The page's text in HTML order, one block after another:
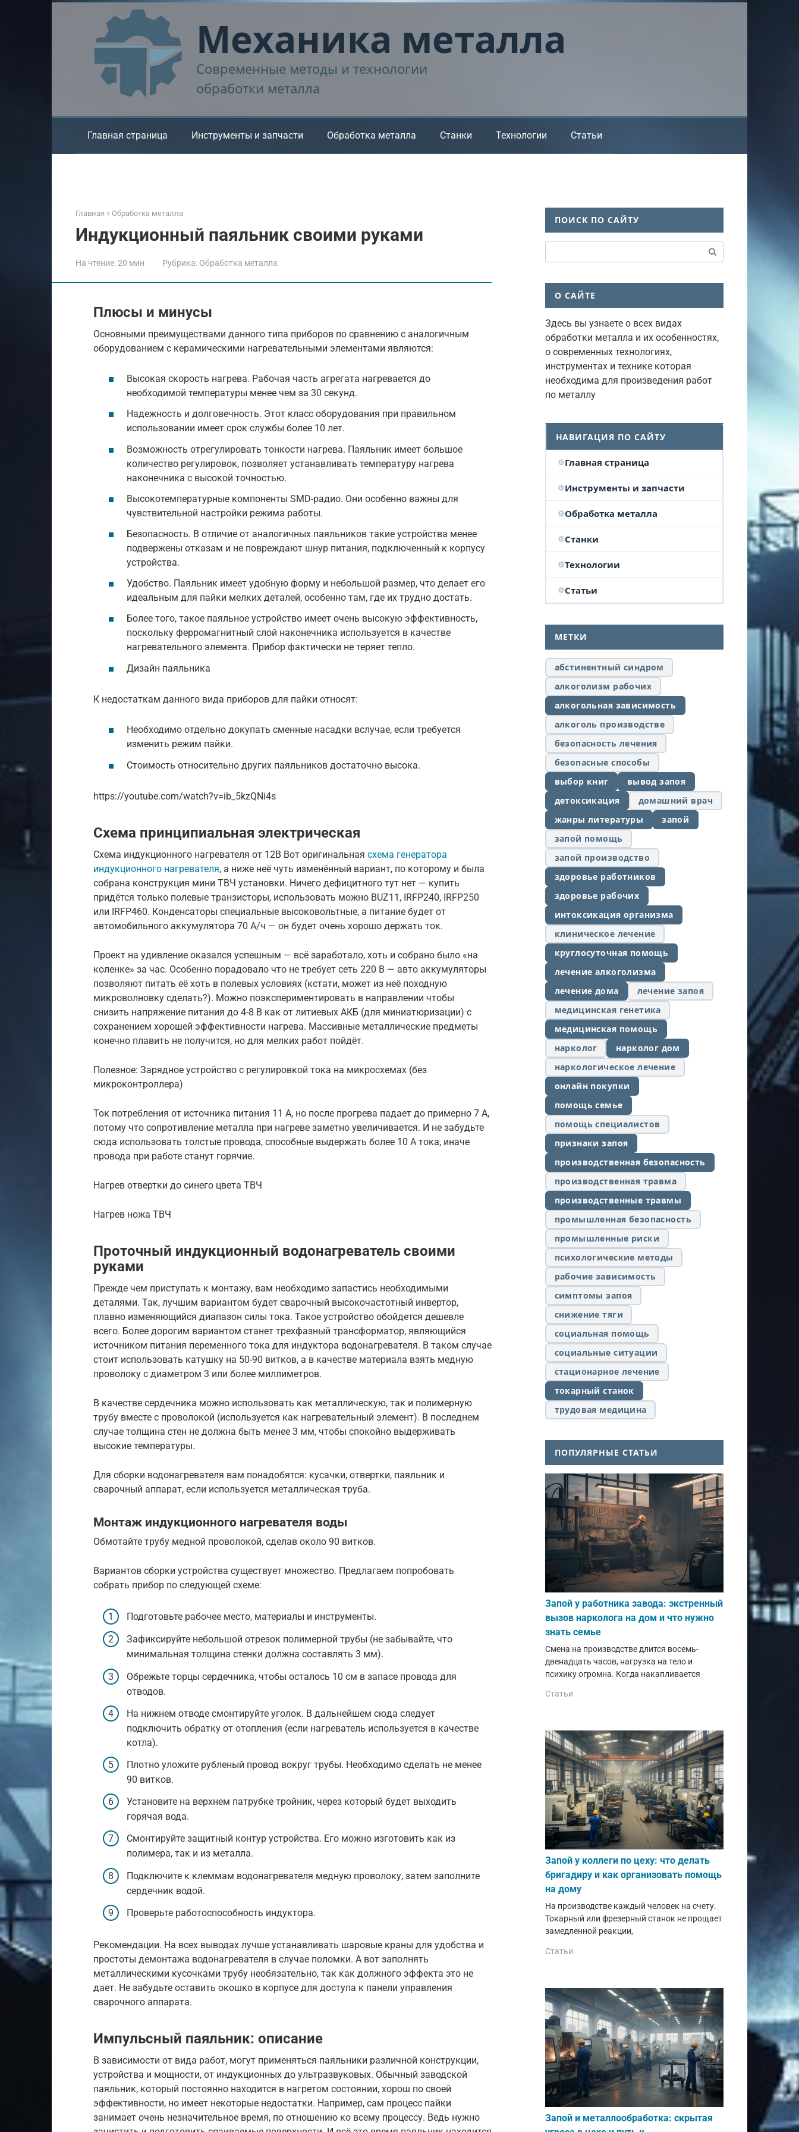
Механика металла
Современные методы и технологии
обработки металла
Главная страница Инструменты и запчасти Обработка металла Станки Технологии Статьи
Главная » Обработка металла
Индукционный паяльник своими руками
На чтение:20 мин Рубрика: Обработка металла
Плюсы и минусы
Основными преимуществами данного типа приборов по сравнению с аналогичным
оборудованием с керамическими нагревательными элементами являются:
Высокая скорость нагрева. Рабочая часть агрегата нагревается до
необходимой температуры менее чем за 30 секунд.
Надежность и долговечность. Этот класс оборудования при правильном
использовании имеет срок службы более 10 лет.
Возможность отрегулировать тонкости нагрева. Паяльник имеет большое
количество регулировок, позволяет устанавливать температуру нагрева
наконечника с высокой точностью.
Высокотемпературные компоненты SMD-радио. Они особенно важны для
чувствительной настройки режима работы.
Безопасность. В отличие от аналогичных паяльников такие устройства менее
подвержены отказам и не повреждают шнур питания, подключенный к корпусу
устройства.
Удобство. Паяльник имеет удобную форму и небольшой размер, что делает его
идеальным для пайки мелких деталей, особенно там, где их трудно достать.
Более того, такое паяльное устройство имеет очень высокую эффективность,
поскольку ферромагнитный слой наконечника используется в качестве
нагревательного элемента. Прибор фактически не теряет тепло.
Дизайн паяльника
К недостаткам данного вида приборов для пайки относят:
Необходимо отдельно докупать сменные насадки вслучае, если требуется
изменить режим пайки.
Стоимость относительно других паяльников достаточно высока.
https://youtube.com/watch?v=ib_5kzQNi4s
Схема принципиальная электрическая
Схема индукционного нагревателя от 12В Вот оригинальная схема генератора
индукционного нагревателя, а ниже неё чуть изменённый вариант, по которому и была
собрана конструкция мини ТВЧ установки. Ничего дефицитного тут нет — купить
придётся только полевые транзисторы, использовать можно BUZ11, IRFP240, IRFP250
или IRFP460. Конденсаторы специальные высоковольтные, а питание будет от
автомобильного аккумулятора 70 А/ч — он будет очень хорошо держать ток.
Проект на удивление оказался успешным — всё заработало, хоть и собрано было «на
коленке» за час. Особенно порадовало что не требует сеть 220 В — авто аккумуляторы
позволяют питать её хоть в полевых условиях (кстати, может из неё походную
микроволновку сделать?). Можно поэкспериментировать в направлении чтобы
снизить напряжение питания до 4-8 В как от литиевых АКБ (для миниатюризации) с
сохранением хорошей эффективности нагрева. Массивные металлические предметы
конечно плавить не получится, но для мелких работ пойдёт.
Полезное: Зарядное устройство с регулировкой тока на микросхемах (без
микроконтроллера)
Ток потребления от источника питания 11 А, но после прогрева падает до примерно 7 A,
потому что сопротивление металла при нагреве заметно увеличивается. И не забудьте
сюда использовать толстые провода, способные выдержать более 10 А тока, иначе
провода при работе станут горячие.
Нагрев отвертки до синего цвета ТВЧ
Нагрев ножа ТВЧ
Проточный индукционный водонагреватель своими
руками
Прежде чем приступать к монтажу, вам необходимо запастись необходимыми
деталями. Так, лучшим вариантом будет сварочный высокочастотный инвертор,
плавно изменяющийся диапазон силы тока. Такое устройство обойдется дешевле
всего. Более дорогим вариантом станет трехфазный трансформатор, являющийся
источником питания переменного тока для индуктора водонагревателя. В таком случае
стоит использовать катушку на 50-90 витков, а в качестве материала взять медную
проволоку с диаметром 3 или более миллиметров.
В качестве сердечника можно использовать как металлическую, так и полимерную
трубу вместе с проволокой (используется как нагревательный элемент). В последнем
случае толщина стен не должна быть менее 3 мм, чтобы спокойно выдерживать
высокие температуры.
Для сборки водонагревателя вам понадобятся: кусачки, отвертки, паяльник и
сварочный аппарат, если используется металлическая труба.
Монтаж индукционного нагревателя воды
Обмотайте трубу медной проволокой, сделав около 90 витков.
Вариантов сборки устройства существует множество. Предлагаем попробовать
собрать прибор по следующей схеме:
Подготовьте рабочее место, материалы и инструменты.
Зафиксируйте небольшой отрезок полимерной трубы (не забывайте, что
минимальная толщина стенки должна составлять 3 мм).
Обрежьте торцы сердечника, чтобы осталось 10 см в запасе провода для
отводов.
На нижнем отводе смонтируйте уголок. В дальнейшем сюда следует
подключить обратку от отопления (если нагреватель используется в качестве
котла).
Плотно уложите рубленый провод вокруг трубы. Необходимо сделать не менее
90 витков.
Установите на верхнем патрубке тройник, через который будет выходить
горячая вода.
Смонтируйте защитный контур устройства. Его можно изготовить как из
полимера, так и из металла.
Подключите к клеммам водонагревателя медную проволоку, затем заполните
сердечник водой.
Проверьте работоспособность индуктора.
Рекомендации. На всех выводах лучше устанавливать шаровые краны для удобства и
простоты демонтажа водонагревателя в случае поломки. А вот заполнять
металлическими кусочками трубу необязательно, так как должного эффекта это не
дает. Не забудьте оставить окошко в корпусе для доступа к панели управления
сварочного аппарата.
Импульсный паяльник: описание
В зависимости от вида работ, могут применяться паяльники различной конструкции,
устройства и мощности, от индукционных до ультразвуковых. Обычный заводской
паяльник, который постоянно находится в нагретом состоянии, хорош по своей
эффективности, но имеет некоторые недостатки. Например, сам процесс пайки
занимает очень незначительное время, по отношению ко всему процессу. Ведь нужно
ПОИСК ПО САЙТУ
О САЙТЕ
Здесь вы узнаете о всех видах
обработки металла и их особенностях,
о современных технологиях,
инструментах и технике которая
необходима для произведения работ
по металлу
НАВИГАЦИЯ ПО САЙТУ
Главная страница
Инструменты и запчасти
Обработка металла
Станки
Технологии
Статьи
МЕТКИ
абстинентный синдром
алкоголизм рабочих
алкогольная зависимость
алкоголь производстве
безопасность лечения
безопасные способы
выбор книг
вывод запоя
детоксикация
домашний врач
жанры литературы
запой
запой помощь
запой производство
здоровье работников
здоровье рабочих
интоксикация организма
клиническое лечение
круглосуточная помощь
лечение алкоголизма
лечение дома
лечение запоя
медицинская генетика
медицинская помощь
нарколог
нарколог дом
наркологическое лечение
онлайн покупки
помощь семье
помощь специалистов
признаки запоя
производственная безопасность
производственная травма
производственные травмы
промышленная безопасность
промышленные риски
психологические методы
рабочие зависимость
симптомы запоя
снижение тяги
социальная помощь
социальные ситуации
стационарное лечение
токарный станок
трудовая медицина
ПОПУЛЯРНЫЕ СТАТЬИ
Запой у работника завода: экстренный
вызов нарколога на дом и что нужно
знать семье
Смена на производстве длится восемь-
двенадцать часов, нагрузка на тело и
психику огромна. Когда накапливается
Статьи
Запой у коллеги по цеху: что делать
бригадиру и как организовать помощь
на дому
На производстве каждый человек на счету.
Токарный или фрезерный станок не прощает
замедленной реакции,
Статьи
Запой и металлообработка: скрытая